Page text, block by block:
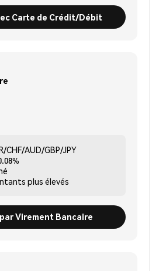
Carte de Crédit/Débit
CHF/AUD/GBP/JPY
plus élevés
Virement Bancaire